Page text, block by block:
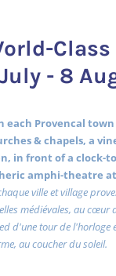
- 8
each Provencal
& chapels, a
in front of a clock-
amphi-theatre
ville et village
médiévales, au
d'une tour de
au coucher du soleil.